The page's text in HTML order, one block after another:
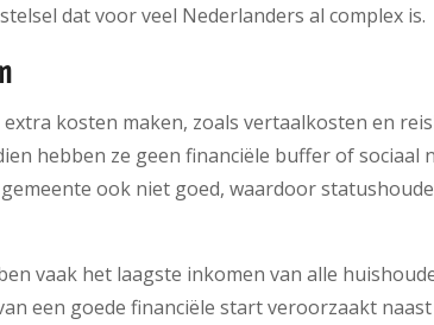
dat voor veel Nederlanders al complex is.
kosten maken, zoals vertaalkosten en
hebben ze geen financiële buffer of sociaal
ook niet goed, waardoor
vaak het laagste inkomen van alle
een goede financiële start veroorzaakt